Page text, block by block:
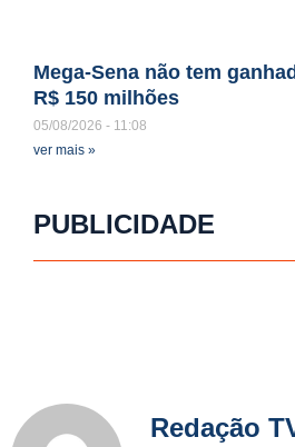
Mega-Sena não tem
R$ 150 milhões
05/08/2026
11:08
ver mais »
PUBLICIDADE
Redação